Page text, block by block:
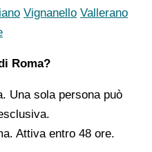
Vignanello Vallerano
Roma?
Una sola persona può
Attiva entro 48 ore.